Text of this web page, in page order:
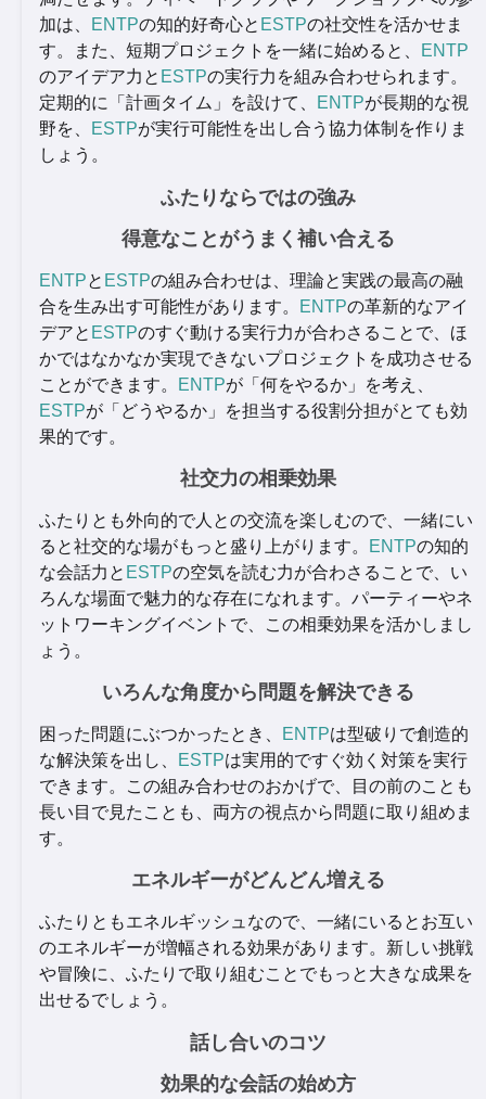
加は、
ENTPの知的好奇心と ESTPの社交性を活かせま
す。また、短期プロジェクトを一緒に始めると、
ENTP
のアイデア力と ESTPの実行力を組み合わせられます。
定期的に「計画タイム」を設けて、
ENTPが長期的な視
野を、
ESTPが実行可能性を出し合う協力体制を作りま
しょう。
ふたりならではの強み
得意なことがうまく補い合える
ENTPと ESTPの組み合わせは、理論と実践の最高の融
合を生み出す可能性があります。
ENTPの革新的なアイ
デアと ESTPのすぐ動ける実行力が合わさることで、ほ
かではなかなか実現できないプロジェクトを成功させる
ことができます。
ENTPが「何をやるか」を考え、
ESTPが「どうやるか」を担当する役割分担がとても効
果的です。
社交力の相乗効果
ふたりとも外向的で人との交流を楽しむので、一緒にい
ると社交的な場がもっと盛り上がります。
ENTPの知的
な会話力と ESTPの空気を読む力が合わさることで、い
ろんな場面で魅力的な存在になれます。パーティーやネ
ットワーキングイベントで、この相乗効果を活かしまし
ょう。
いろんな角度から問題を解決できる
困った問題にぶつかったとき、 ENTPは型破りで創造的
な解決策を出し、
ESTPは実用的ですぐ効く対策を実行
できます。この組み合わせのおかげで、目の前のことも
長い目で見たことも、両方の視点から問題に取り組めま
す。
エネルギーがどんどん増える
ふたりともエネルギッシュなので、一緒にいるとお互い
のエネルギーが増幅される効果があります。新しい挑戦
や冒険に、ふたりで取り組むことでもっと大きな成果を
出せるでしょう。
話し合いのコツ
効果的な会話の始め方